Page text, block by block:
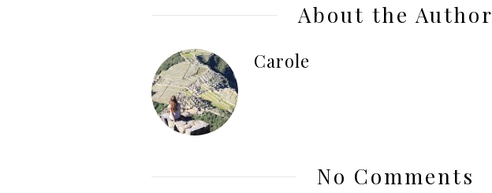
About the Author
Carole
No Comments